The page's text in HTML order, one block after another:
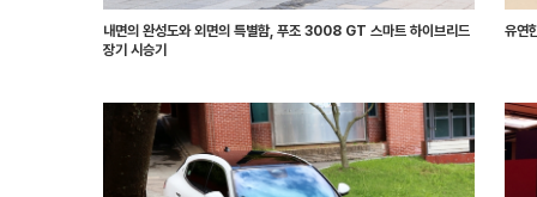
내면의 완성도와 외면의 특별함, 푸조 3008 GT 스마트 하이브리드
장기 시승기
유연